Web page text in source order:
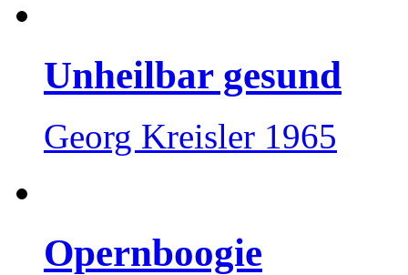
Unheilbar gesund
Georg Kreisler 1965
Opernboogie